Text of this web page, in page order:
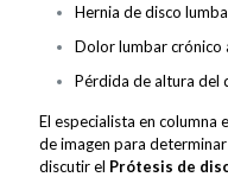
Hernia de disco
Dolor lumbar crónico
Pérdida de altura del
El especialista en columna
de imagen para
discutir el Prótesis de